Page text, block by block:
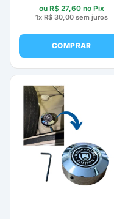
ou R$ 27,60 no Pix
1x R$ 30,00 sem juros
COMPRAR